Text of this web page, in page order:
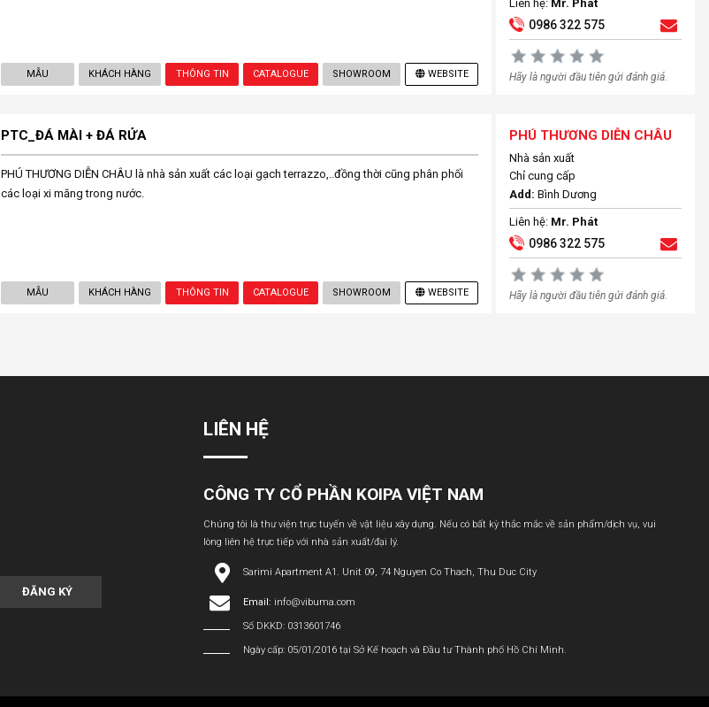
MẪU KHÁCH HÀNG THÔNG TIN CATALOGUE SHOWROOM WEBSITE
Liên hệ: Mr. Phát
0986 322 575
Hãy là người đầu tiên gửi đánh giá.
PTC_ĐÁ MÀI + ĐÁ RỬA
PHÚ THƯƠNG DIỄN CHÂU là nhà sản xuất các loại gạch terrazzo,..đồng thời cũng phân phối
các loại xi măng trong nước.
MẪU KHÁCH HÀNG THÔNG TIN CATALOGUE SHOWROOM WEBSITE
PHÚ THƯƠNG DIỄN CHÂU
Nhà sản xuất
Chỉ cung cấp
Add: Bình Dương
Liên hệ: Mr. Phát
0986 322 575
Hãy là người đầu tiên gửi đánh giá.
ĐĂNG KÝ
LIÊN HỆ
CÔNG TY CỔ PHẦN KOIPA VIỆT NAM
Chúng tôi là thư viện trực tuyến về vật liệu xây dựng. Nếu có bất kỳ thắc mắc về sản phẩm/dịch vụ, vui
lòng liên hệ trực tiếp với nhà sản xuất/đại lý.
Sarimi Apartment A1. Unit 09, 74 Nguyen Co Thach, Thu Duc City
Email: info@vibuma.com
Số DKKD: 0313601746
Ngày cấp: 05/01/2016 tại Sở Kế hoạch và Đầu tư Thành phố Hồ Chí Minh.